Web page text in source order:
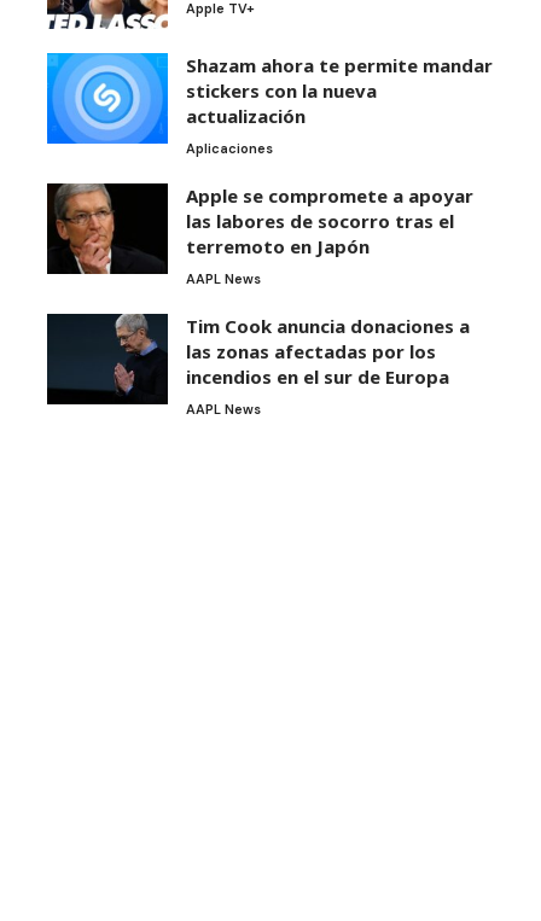
Apple TV+
Shazam ahora te permite mandar
stickers con la nueva
actualización
Aplicaciones
Apple se compromete a apoyar
las labores de socorro tras el
terremoto en Japón
AAPL News
Tim Cook anuncia donaciones a
las zonas afectadas por los
incendios en el sur de Europa
AAPL News